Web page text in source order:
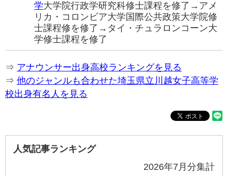
学大学院行政学研究科修士課程を修了→アメ
リカ・コロンビア大学国際公共政策大学院修
士課程修を修了→タイ・チュラロンコーン大
学修士課程を修了
⇒ アナウンサー出身高校ランキングを見る
⇒ 他のジャンルも合わせた埼玉県立川越女子高等学
校出身有名人を見る
人気記事ランキング
2026年7月分集計